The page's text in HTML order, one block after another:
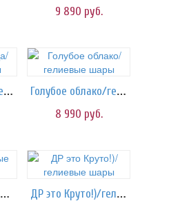
9 890 руб.
Голубая Звезда/гелиевые шары Голубое облако/гелиевые шары
8 990 руб.
Днюха/гелиевые шары ДР это Круто!)/гелиевые шары